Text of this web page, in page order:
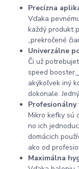
Precízna
Vďaka
každý produkt
„prekročené
Univerzálne
Či už
speed booster,
akýkoľvek iný
dokonale.
Profesionálny
Mikro kefky sú
no ich
domácich
ako od
Maximálna